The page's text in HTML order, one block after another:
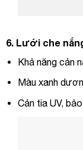
6. Lưới che
Khả năng cản
Màu xanh
Cản tia UV,